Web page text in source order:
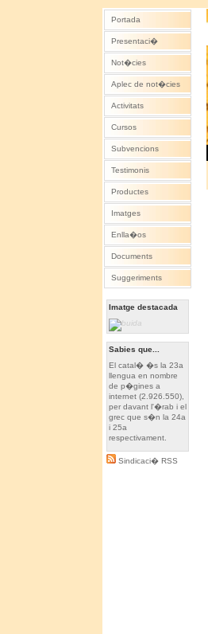
Portada
Presentaci�
Not�cies
Aplec de not�cies
Activitats
Cursos
Subvencions
Testimonis
Productes
Imatges
Enlla�os
Documents
Suggeriments
Imatge destacada
Sabies que...
El catal� �s la 23a
llengua en nombre
de p�gines a
internet (2.926.550),
per davant l'�rab i el
grec que s�n la 24a
i 25a
respectivament.
Sindicaci� RSS